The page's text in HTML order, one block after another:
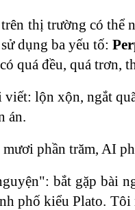
thị trường có
dụng ba yếu tố:
quá đều, quá trơn,
lộn xộn, ngắt
án.
phần trăm, AI
bắt gặp bài
phố kiểu Plato.